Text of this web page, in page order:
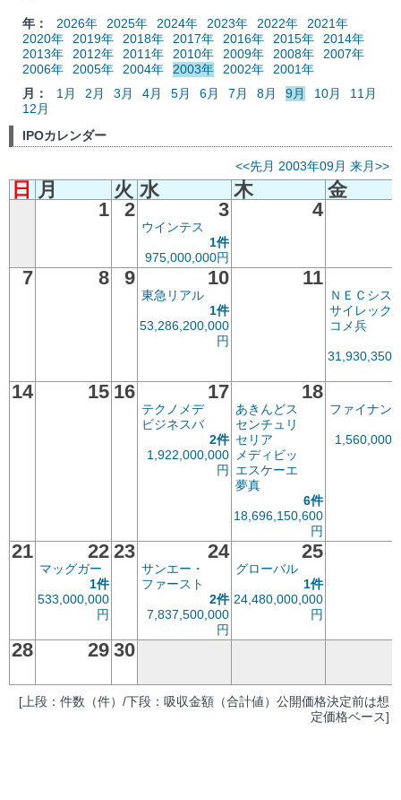
年： 2026年 2025年 2024年 2023年 2022年
2021年
2020年
2019年 2018年 2017年 2016年 2015年
2014年
2013年
2012年 2011年 2010年 2009年 2008年
2007年
2006年
2005年 2004年 2003年 2002年
2001年
月：
1月 2月 3月 4月 5月 6月 7月 8月 9月 10月
11月
12月
IPOカレンダー
<<先月 2003年09月 来月>>
日 月 火 水 木
金
1
2 3
ウインテス
1件
975,000,000円
4
7 8 9 10
東急リアル
1件
53,286,200,000
円
11
ＮＥＣシス
サイレック
コメ兵
14 15 16 17
テクノメデ
ビジネスバ
2件
1,922,000,000
円
18
あきんどス
センチュリ
セリア
メディビッ
エスケーエ
夢真
6件
18,696,150,600
円
ファイナン
21 22
マッグガー
1件
533,000,000
円
23 24
サンエー・
ファースト
2件
7,837,500,000
円
25
グローバル
1件
24,480,000,000
円
28 29 30
[上段：件数（件）/下段：吸収金額（合計値）公開価格決定前は想
定価格ベース]